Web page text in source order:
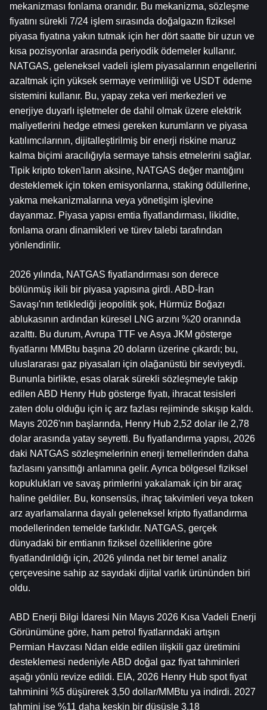
mekanizması fonlama oranıdır. Bu mekanizma, sözleşme
fiyatını sürekli 7/24 işlem sırasında doğalgazın fiziksel
piyasa fiyatına yakın tutmak için her dört saatte bir uzun ve
kısa pozisyonlar arasında periyodik ödemeler kullanır.
NATGAS, geleneksel vadeli işlem piyasalarının engellerini
azaltmak için yüksek sermaye verimliliği ve USDT ödeme
sistemini kullanır. Bu, yapay zeka veri merkezleri ve
enerjiye duyarlı işletmeler de dahil olmak üzere elektrik
maliyetlerini hedge etmesi gereken kurumların ve piyasa
katılımcılarının, dijitalleştirilmiş bir enerji riskine maruz
kalma biçimi aracılığıyla sermaye tahsis etmelerini sağlar.
Tipik kripto token'ların aksine, NATGAS değer mantığını
desteklemek için token emisyonlarına, staking ödüllerine,
yakma mekanizmalarına veya yönetişim işlevine
dayanmaz. Piyasa yapısı emtia fiyatlandırması, likidite,
fonlama oranı dinamikleri ve türev talebi tarafından
yönlendirilir.
2026 yılında, NATGAS fiyatlandırması son derece
bölünmüş ikili bir piyasa yapısına girdi. ABD-İran
Savaşı'nın tetiklediği jeopolitik şok, Hürmüz Boğazı
ablukasının ardından küresel LNG arzını %20 oranında
azalttı. Bu durum, Avrupa TTF ve Asya JKM gösterge
fiyatlarını MMBtu başına 20 doların üzerine çıkardı; bu,
uluslararası gaz piyasaları için olağanüstü bir seviyeydi.
Bununla birlikte, esas olarak sürekli sözleşmeyle takip
edilen ABD Henry Hub gösterge fiyatı, ihracat tesisleri
zaten dolu olduğu için iç arz fazlası rejiminde sıkışıp kaldı.
Mayıs 2026'nın başlarında, Henry Hub 2,52 dolar ile 2,78
dolar arasında yatay seyretti. Bu fiyatlandırma yapısı, 2026
daki NATGAS sözleşmelerinin enerji temellerinden daha
fazlasını yansıttığı anlamına gelir. Ayrıca bölgesel fiziksel
kopuklukları ve savaş primlerini yakalamak için bir araç
haline geldiler. Bu, konsensüs, ihraç takvimleri veya token
arz ayarlamalarına dayalı geleneksel kripto fiyatlandırma
modellerinden temelde farklıdır. NATGAS, gerçek
dünyadaki bir emtianın fiziksel özelliklerine göre
fiyatlandırıldığı için, 2026 yılında net bir temel analiz
çerçevesine sahip az sayıdaki dijital varlık ürününden biri
oldu.
ABD Enerji Bilgi İdaresi Nin Mayıs 2026 Kısa Vadeli Enerji
Görünümüne göre, ham petrol fiyatlarındaki artışın
Permian Havzası Ndan elde edilen ilişkili gaz üretimini
desteklemesi nedeniyle ABD doğal gaz fiyat tahminleri
aşağı yönlü revize edildi. EIA, 2026 Henry Hub spot fiyat
tahminini %5 düşürerek 3,50 dollar/MMBtu ya indirdi. 2027
tahmini ise %11 daha keskin bir düşüşle 3,18